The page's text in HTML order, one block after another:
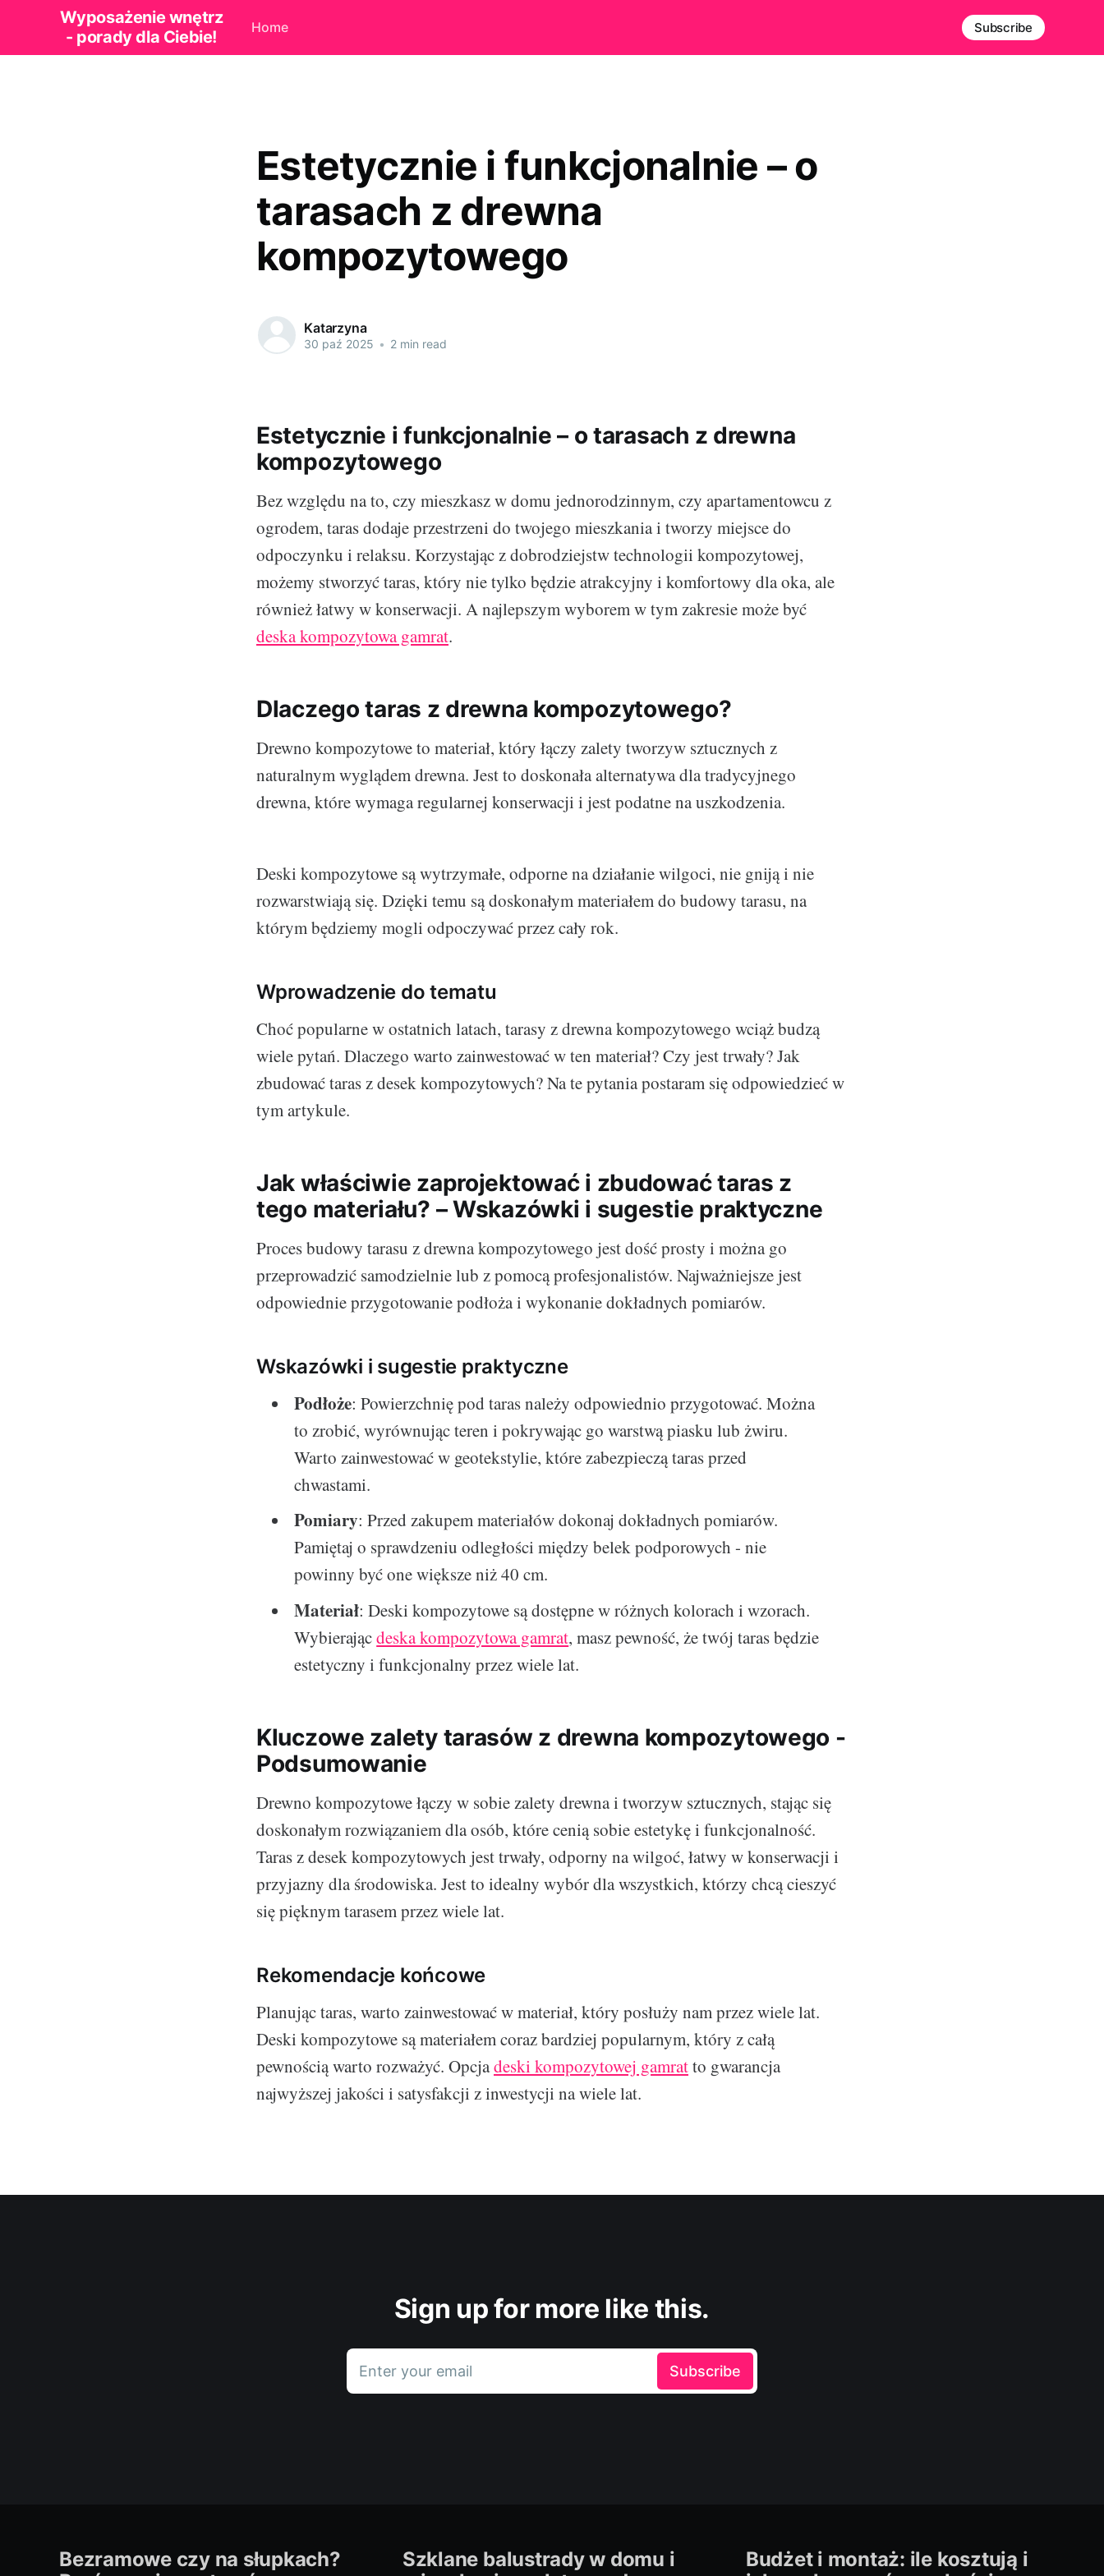
Wyposażenie wnętrz
- porady dla Ciebie!
Home Subscribe
Estetycznie i funkcjonalnie – o
tarasach z drewna
kompozytowego
Katarzyna
30 paź 2025 • 2 min read
Estetycznie i funkcjonalnie – o tarasach z drewna
kompozytowego
Bez względu na to, czy mieszkasz w domu jednorodzinnym, czy apartamentowcu z
ogrodem, taras dodaje przestrzeni do twojego mieszkania i tworzy miejsce do
odpoczynku i relaksu. Korzystając z dobrodziejstw technologii kompozytowej,
możemy stworzyć taras, który nie tylko będzie atrakcyjny i komfortowy dla oka, ale
również łatwy w konserwacji. A najlepszym wyborem w tym zakresie może być
deska kompozytowa gamrat.
Dlaczego taras z drewna kompozytowego?
Drewno kompozytowe to materiał, który łączy zalety tworzyw sztucznych z
naturalnym wyglądem drewna. Jest to doskonała alternatywa dla tradycyjnego
drewna, które wymaga regularnej konserwacji i jest podatne na uszkodzenia.
Deski kompozytowe są wytrzymałe, odporne na działanie wilgoci, nie gniją i nie
rozwarstwiają się. Dzięki temu są doskonałym materiałem do budowy tarasu, na
którym będziemy mogli odpoczywać przez cały rok.
Wprowadzenie do tematu
Choć popularne w ostatnich latach, tarasy z drewna kompozytowego wciąż budzą
wiele pytań. Dlaczego warto zainwestować w ten materiał? Czy jest trwały? Jak
zbudować taras z desek kompozytowych? Na te pytania postaram się odpowiedzieć w
tym artykule.
Jak właściwie zaprojektować i zbudować taras z
tego materiału? – Wskazówki i sugestie praktyczne
Proces budowy tarasu z drewna kompozytowego jest dość prosty i można go
przeprowadzić samodzielnie lub z pomocą profesjonalistów. Najważniejsze jest
odpowiednie przygotowanie podłoża i wykonanie dokładnych pomiarów.
Wskazówki i sugestie praktyczne
Podłoże: Powierzchnię pod taras należy odpowiednio przygotować. Można
to zrobić, wyrównując teren i pokrywając go warstwą piasku lub żwiru.
Warto zainwestować w geotekstylie, które zabezpieczą taras przed
chwastami.
Pomiary: Przed zakupem materiałów dokonaj dokładnych pomiarów.
Pamiętaj o sprawdzeniu odległości między belek podporowych - nie
powinny być one większe niż 40 cm.
Materiał: Deski kompozytowe są dostępne w różnych kolorach i wzorach.
Wybierającdeska kompozytowa gamrat, masz pewność, że twój taras będzie
estetyczny i funkcjonalny przez wiele lat.
Kluczowe zalety tarasów z drewna kompozytowego -
Podsumowanie
Drewno kompozytowe łączy w sobie zalety drewna i tworzyw sztucznych, stając się
doskonałym rozwiązaniem dla osób, które cenią sobie estetykę i funkcjonalność.
Taras z desek kompozytowych jest trwały, odporny na wilgoć, łatwy w konserwacji i
przyjazny dla środowiska. Jest to idealny wybór dla wszystkich, którzy chcą cieszyć
się pięknym tarasem przez wiele lat.
Rekomendacje końcowe
Planując taras, warto zainwestować w materiał, który posłuży nam przez wiele lat.
Deski kompozytowe są materiałem coraz bardziej popularnym, który z całą
pewnością warto rozważyć. Opcjadeski kompozytowej gamratto gwarancja
najwyższej jakości i satysfakcji z inwestycji na wiele lat.
Sign up for more like this.
Enter your email Subscribe
Bezramowe czy na słupkach?
Szklane balustrady w domu i
Budżet i montaż: ile kosztują i